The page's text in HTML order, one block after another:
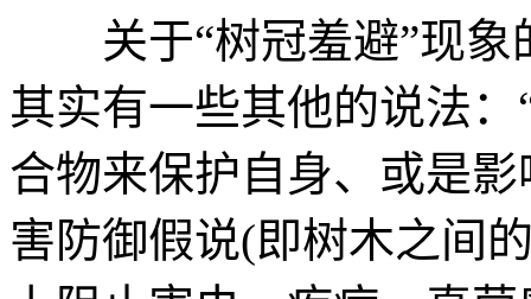
关于“树冠羞避”现
其实有一些其他的说法：
合物来保护自身、或是
害防御假说(即树木之间